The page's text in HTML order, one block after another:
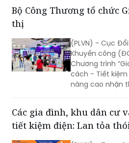
Bộ Công Thương tổ chức
thị
(PLVN) - Cục
Khuyến công
Chương trình
cách - Tiết kiệm
nâng cao nhận
Các gia đình, khu dân cư
tiết kiệm điện: Lan tỏa thói